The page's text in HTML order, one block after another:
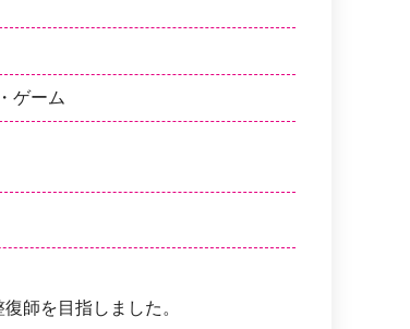
ゲーム
師を目指しました。